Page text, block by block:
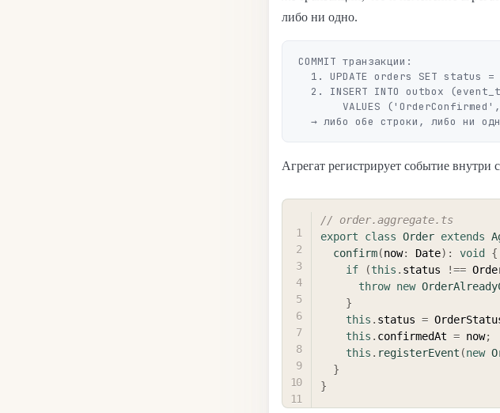
либо ни одно.
COMMIT транзакции:
Агрегат регистрирует событие внутри
// order.aggregate.ts
export
class Order extends
confirm(now: Date) : void
{
if
(this . status !==
throw new
}
this . status =
this . confirmedAt = now;
this . registerEvent (new
}
}